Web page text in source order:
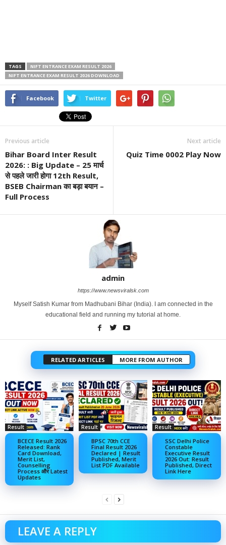
TAGS
NIFT ENTRANCE EXAM RESULT 2026
NIFT ENTRANCE EXAM RESULT 2026 DOWNLOAD
Facebook Twitter
Previous article
Bihar Board Inter Result
2026: : Big Update – 25 मार्च
से पहले जारी होगा 12th Result,
BSEB Chairman का बड़ा बयान –
Full Process
Next article
Quiz Time 0002 Play Now
admin
https://www.newsviralsk.com
Myself Satish Kumar from Madhubani Bihar (India). I am connected in the
educational field and running my tutorial at home.
RELATED ARTICLES MORE FROM AUTHOR
Result
BCECE Result 2026
Released: Rank
Card Download,
Merit List,
Counselling
Process और Latest
Updates
Result
BPSC 70th CCE
Final Result 2026
Declared | Result
Published, Merit
List PDF Available
Result
SSC Delhi Police
Constable
Executive Result
2026 Out: Result
Published, Direct
Link Here
LEAVE A REPLY